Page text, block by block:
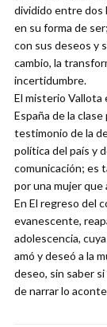
dividido entre dos
en su forma de
con sus deseos y
cambio, la
incertidumbre.
El misterio Vallota
España de la
testimonio de la
política del país y
comunicación; es
por una mujer que
En El regreso del
evanescente,
adolescencia,
amó y deseó a la
deseo, sin saber
de narrar lo